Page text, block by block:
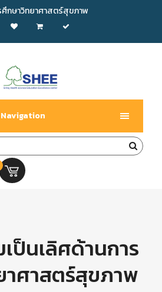
ศึกษาวิทยาศาสตร์สุขภาพ
Navigation
ป็นเลิศด้านการ
ศาสตร์สุขภาพ